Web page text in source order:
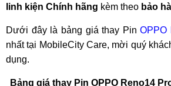
linh kiện Chính hãng kèm theo bảo
Dưới đây là bảng giá thay PinOPPO
nhất tại MobileCity Care, mời quý
dụng.
Bảng giá thay Pin OPPO Reno14